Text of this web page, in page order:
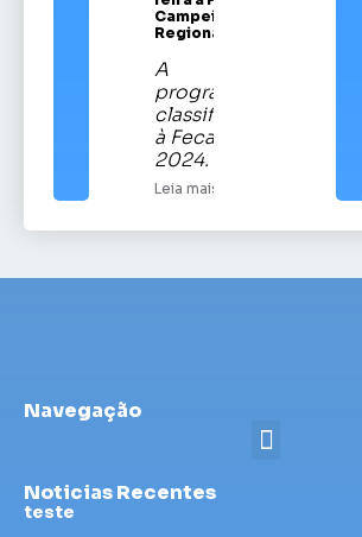
Campeira
Regional
A
programação
classificatória
à Fecars
2024.
Leia mais
Navegação
Noticias Recentes
teste